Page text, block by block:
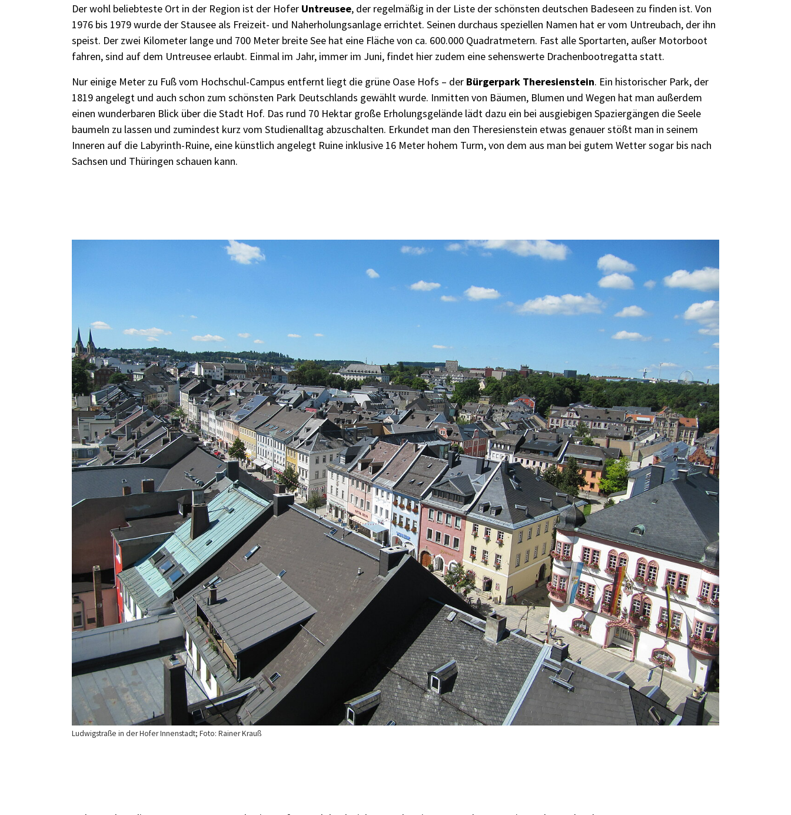
Der wohl beliebteste Ort in der Region ist der Hofer Untreusee, der regelmäßig in der Liste der schönsten deutschen Badeseen zu finden ist. Von
1976 bis 1979 wurde der Stausee als Freizeit- und Naherholungsanlage errichtet. Seinen durchaus speziellen Namen hat er vom Untreubach, der ihn
speist. Der zwei Kilometer lange und 700 Meter breite See hat eine Fläche von ca. 600.000 Quadratmetern. Fast alle Sportarten, außer Motorboot
fahren, sind auf dem Untreusee erlaubt. Einmal im Jahr, immer im Juni, findet hier zudem eine sehenswerte Drachenbootregatta statt.
Nur einige Meter zu Fuß vom Hochschul-Campus entfernt liegt die grüne Oase Hofs – der Bürgerpark Theresienstein. Ein historischer Park, der
1819 angelegt und auch schon zum schönsten Park Deutschlands gewählt wurde. Inmitten von Bäumen, Blumen und Wegen hat man außerdem
einen wunderbaren Blick über die Stadt Hof. Das rund 70 Hektar große Erholungsgelände lädt dazu ein bei ausgiebigen Spaziergängen die Seele
baumeln zu lassen und zumindest kurz vom Studienalltag abzuschalten. Erkundet man den Theresienstein etwas genauer stößt man in seinem
Inneren auf die Labyrinth-Ruine, eine künstlich angelegt Ruine inklusive 16 Meter hohem Turm, von dem aus man bei gutem Wetter sogar bis nach
Sachsen und Thüringen schauen kann.
Ludwigstraße in der Hofer Innenstadt; Foto: Rainer Krauß